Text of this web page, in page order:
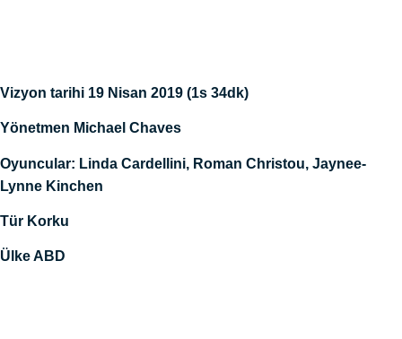
Vizyon tarihi 19 Nisan 2019 (1s 34dk)
Yönetmen Michael Chaves
Oyuncular: Linda Cardellini, Roman Christou, Jaynee-
Lynne Kinchen
Tür Korku
Ülke ABD